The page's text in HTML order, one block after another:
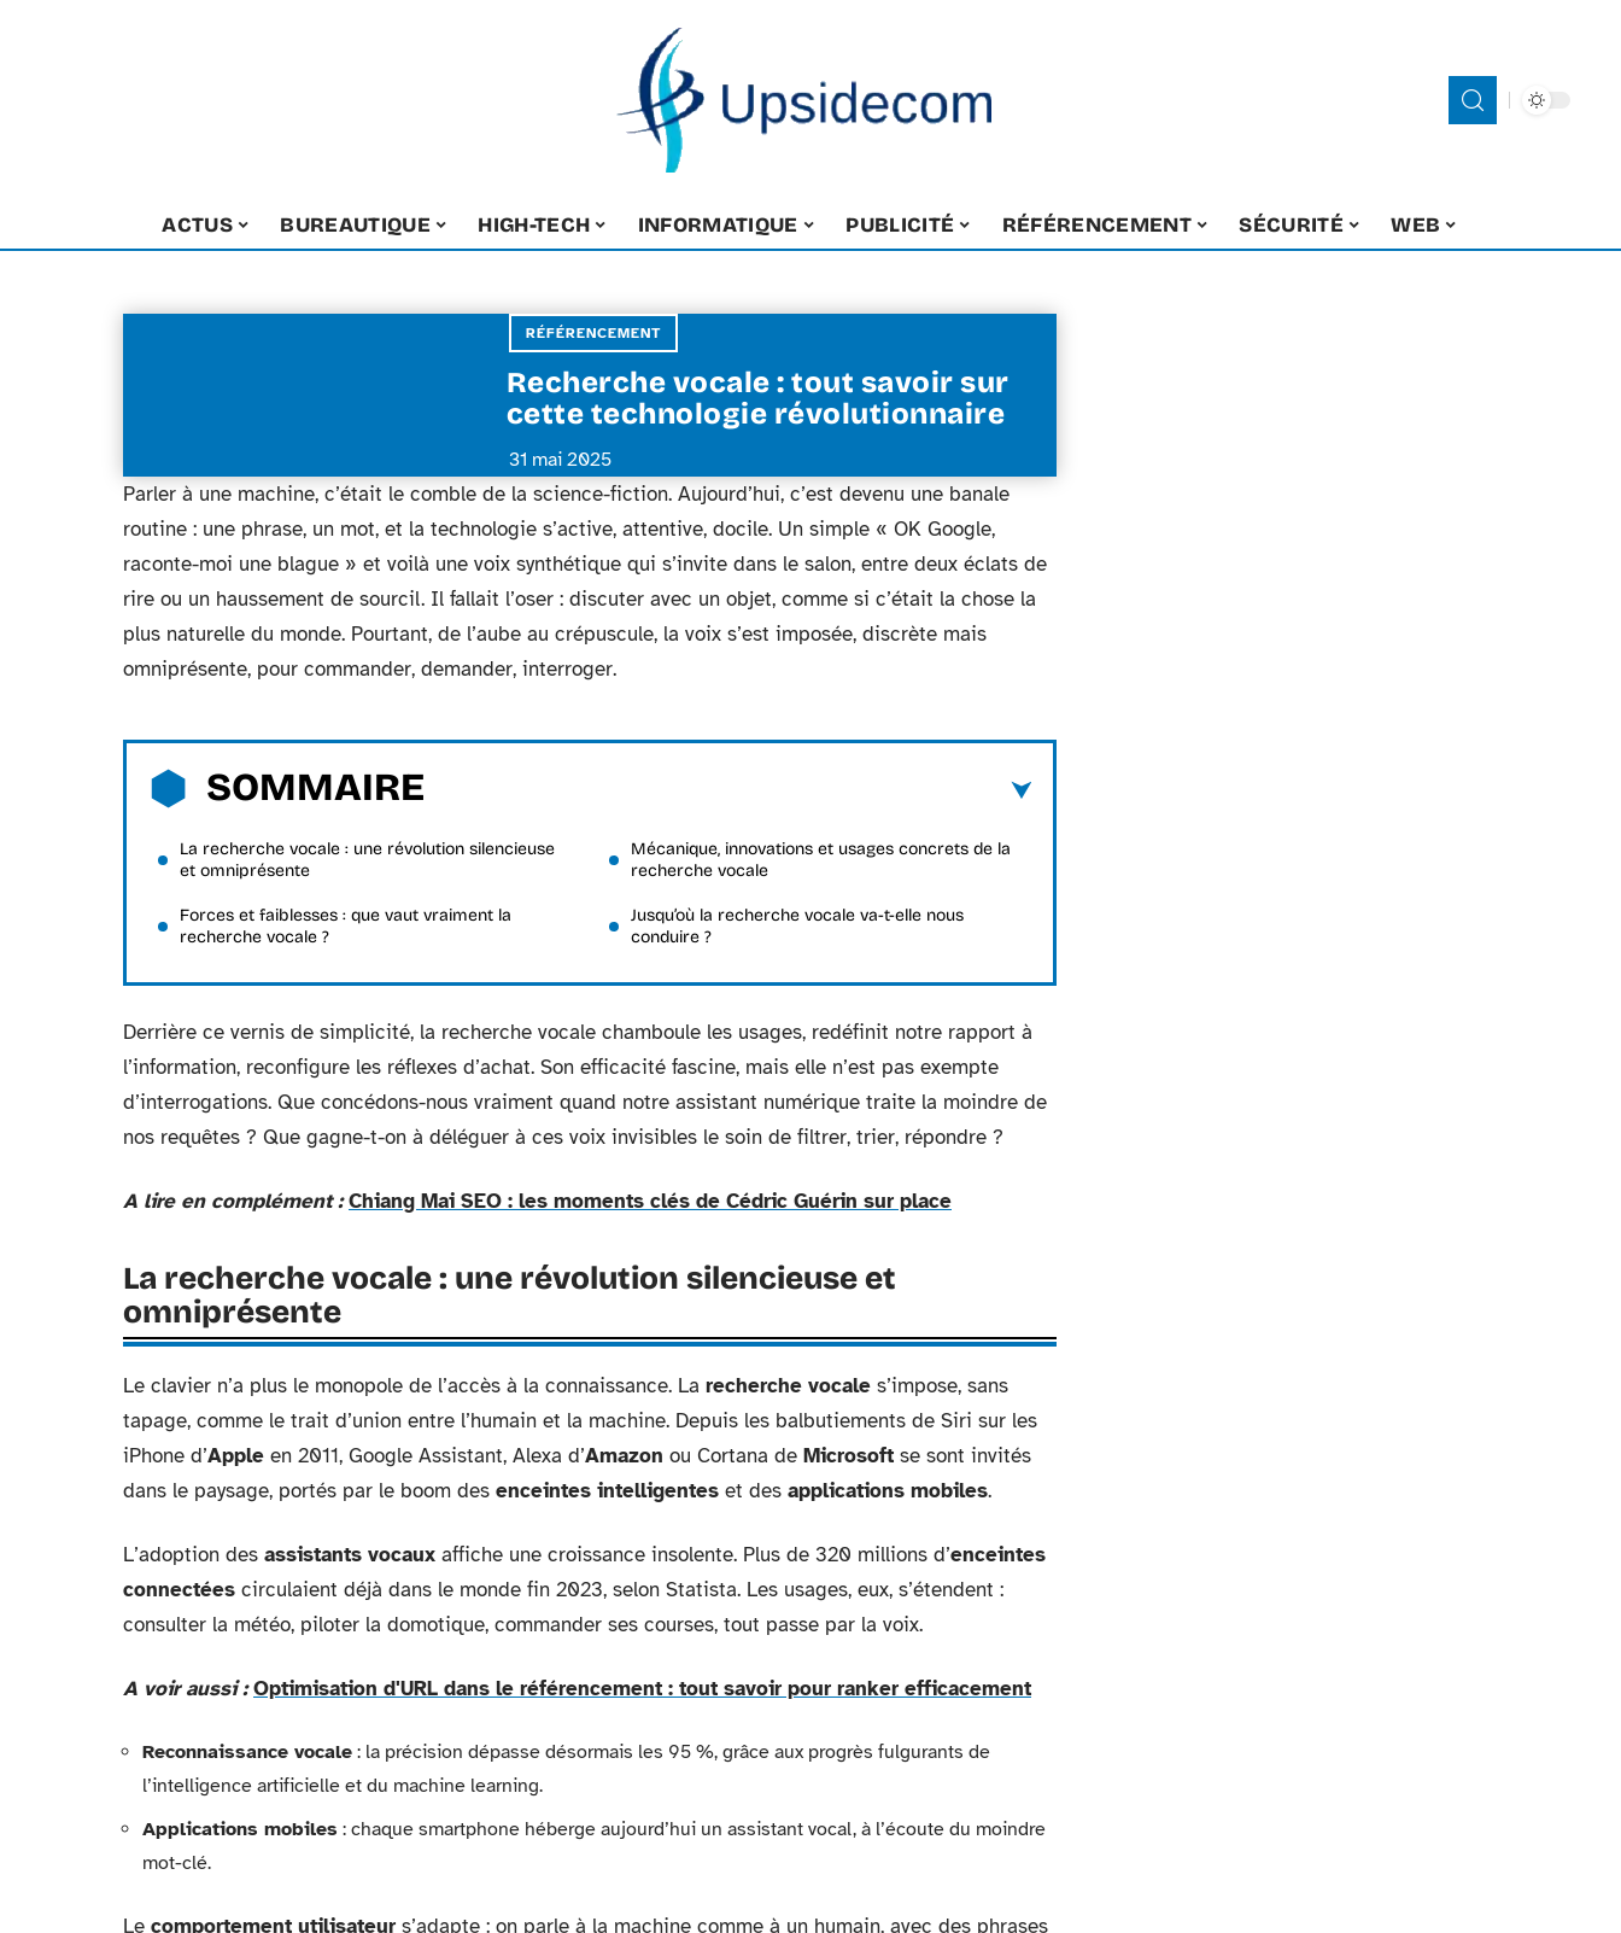
ACTUS BUREAUTIQUE HIGH-TECH INFORMATIQUE PUBLICITÉ RÉFÉRENCEMENT SÉCURITÉ WEB
RÉFÉRENCEMENT
Recherche vocale : tout savoir sur
cette technologie révolutionnaire
31 mai 2025
Parler à une machine, c’était le comble de la science-fiction. Aujourd’hui, c’est devenu une banale
routine : une phrase, un mot, et la technologie s’active, attentive, docile. Un simple « OK Google,
raconte-moi une blague » et voilà une voix synthétique qui s’invite dans le salon, entre deux éclats de
rire ou un haussement de sourcil. Il fallait l’oser : discuter avec un objet, comme si c’était la chose la
plus naturelle du monde. Pourtant, de l’aube au crépuscule, la voix s’est imposée, discrète mais
omniprésente, pour commander, demander, interroger.
SOMMAIRE
La recherche vocale : une révolution silencieuse
et omniprésente
Forces et faiblesses : que vaut vraiment la
recherche vocale ?
Mécanique, innovations et usages concrets de la
recherche vocale
Jusqu’où la recherche vocale va-t-elle nous
conduire ?
Derrière ce vernis de simplicité, la recherche vocale chamboule les usages, redéfinit notre rapport à
l’information, reconfigure les réflexes d’achat. Son efficacité fascine, mais elle n’est pas exempte
d’interrogations. Que concédons-nous vraiment quand notre assistant numérique traite la moindre de
nos requêtes ? Que gagne-t-on à déléguer à ces voix invisibles le soin de filtrer, trier, répondre ?
A lire en complément : Chiang Mai SEO : les moments clés de Cédric Guérin sur place
La recherche vocale : une révolution silencieuse et
omniprésente
Le clavier n’a plus le monopole de l’accès à la connaissance. La recherche vocale s’impose, sans
tapage, comme le trait d’union entre l’humain et la machine. Depuis les balbutiements de Siri sur les
iPhone d’Apple en 2011, Google Assistant, Alexa d’Amazon ou Cortana de Microsoft se sont invités
dans le paysage, portés par le boom des enceintes intelligentes et des applications mobiles.
L’adoption des assistants vocaux affiche une croissance insolente. Plus de 320 millions d’enceintes
connectées circulaient déjà dans le monde fin 2023, selon Statista. Les usages, eux, s’étendent :
consulter la météo, piloter la domotique, commander ses courses, tout passe par la voix.
A voir aussi : Optimisation d'URL dans le référencement : tout savoir pour ranker efficacement
Reconnaissance vocale : la précision dépasse désormais les 95 %, grâce aux progrès fulgurants de
l’intelligence artificielle et du machine learning.
Applications mobiles : chaque smartphone héberge aujourd’hui un assistant vocal, à l’écoute du moindre
mot-clé.
Le comportement utilisateur s’adapte : on parle à la machine comme à un humain, avec des phrases